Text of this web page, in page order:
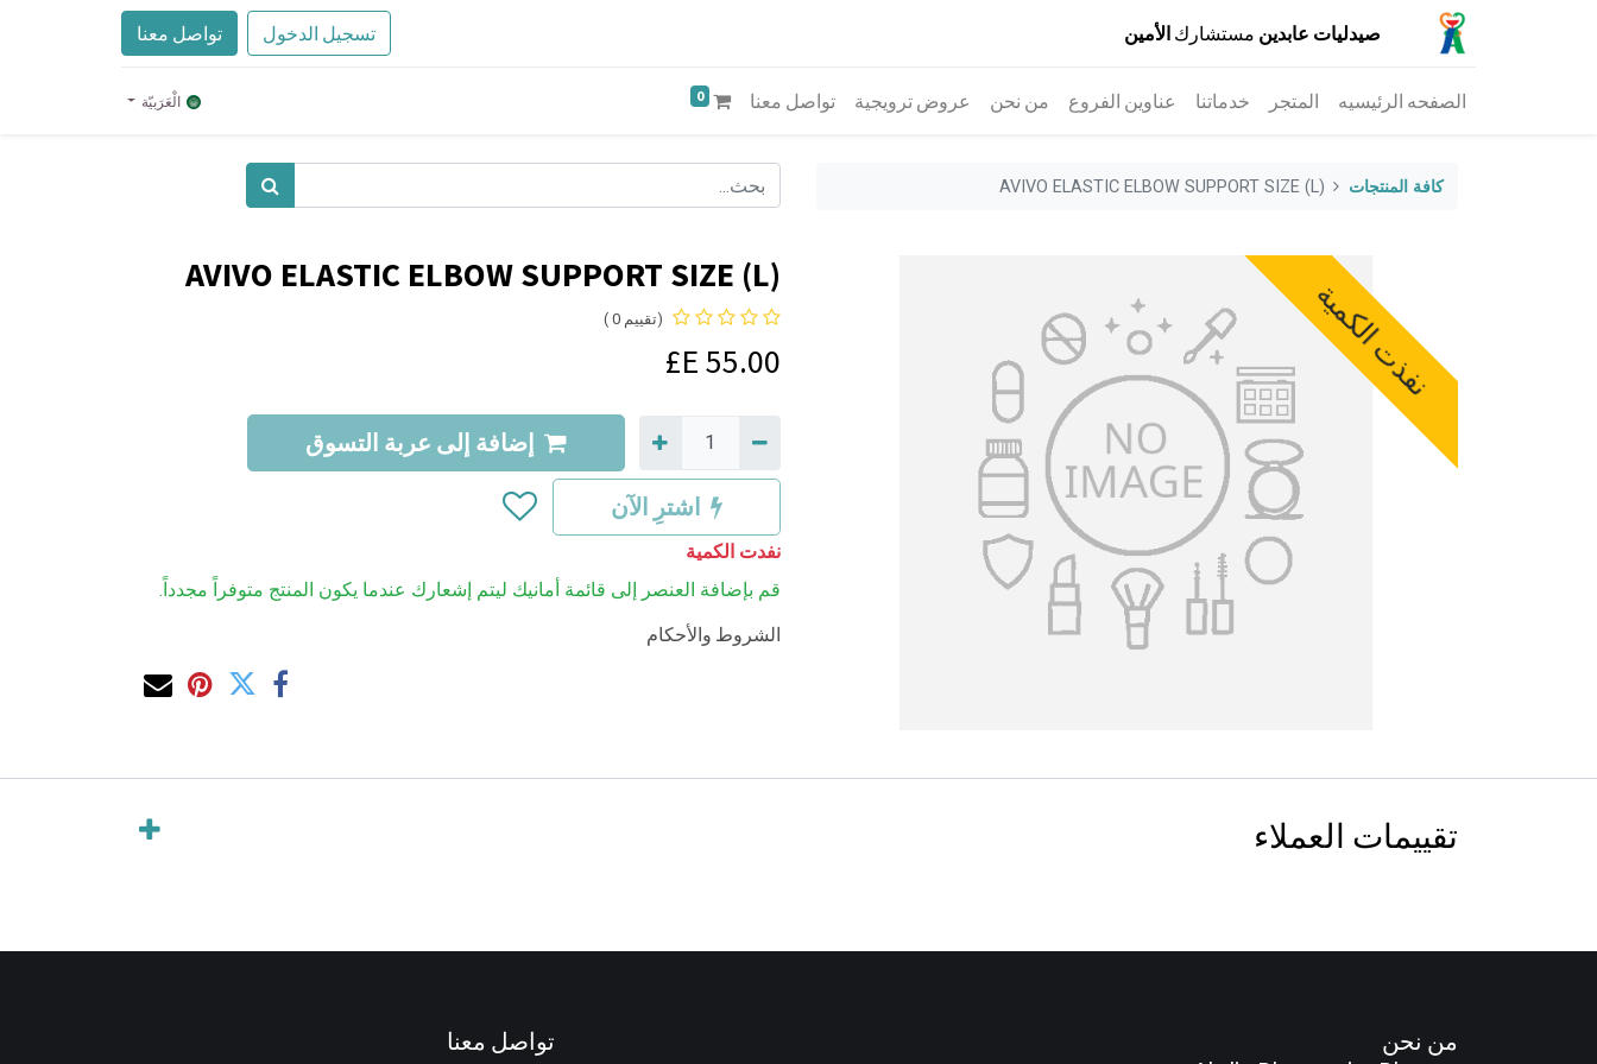
صيدليات عابدين مستشارك الأمين تسجيل الدخول تواصل معنا
الصفحه الرئيسيه المتجر خدماتنا عناوين الفروع من نحن عروض ترويجية تواصل معنا 0 الْعَرَبيّة
كافة المنتجات AVIVO ELASTIC ELBOW SUPPORT SIZE (L)
نفذت الكمية
AVIVO ELASTIC ELBOW SUPPORT SIZE (L)
(تقييم 0 )
55.00
إضافة إلى عربة التسوق
اشترِ الآن
نفدت الكمية
قم بإضافة العنصر إلى قائمة أمانيك ليتم إشعارك عندما يكون المنتج متوفراً مجدداً.
الشروط والأحكام
تقييمات العملاء
من نحن
تواصل معنا